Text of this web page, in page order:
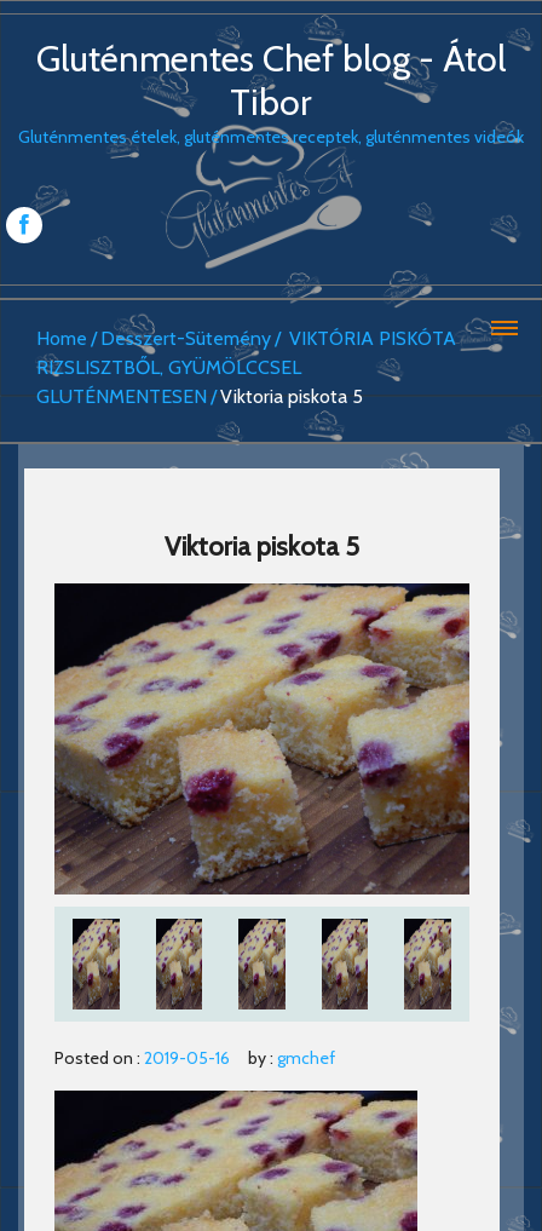
Gluténmentes Chef blog - Átol
Tibor
Gluténmentes ételek, gluténmentes receptek, gluténmentes videók
Home Desszert-Sütemény
VIKTÓRIA PISKÓTA
RIZSLISZTBŐL, GYÜMÖLCCSEL
GLUTÉNMENTESEN
Viktoria piskota 5
Viktoria piskota 5
Posted on : 2019-05-16 by : gmchef